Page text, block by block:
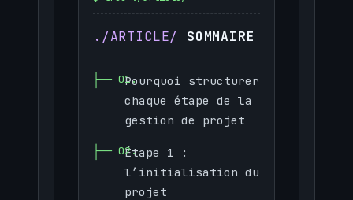
SOMMAIRE
Pourquoi structurer
chaque étape de la
gestion de projet
Étape 1 :
l’initialisation du
projet